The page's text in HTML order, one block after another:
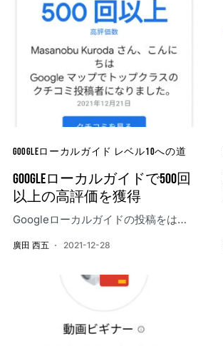
Googleローカルガイド レベル10への道
Googleローカルガイドで500回
以上の高評価を獲得
Googleローカルガイドの投稿をは…
廣田 西五 2021-12-28